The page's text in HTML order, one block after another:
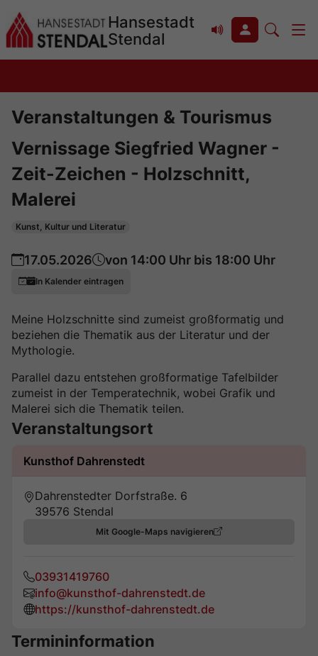
Hauptinhalt
springen
Hansestadt
Stendal
Veranstaltungen & Tourismus
Vernissage Siegfried Wagner -
Zeit-Zeichen - Holzschnitt,
Malerei
Kunst, Kultur und Literatur
17.05.2026 von 14:00 Uhr bis 18:00 Uhr
In Kalender eintragen
Meine Holzschnitte sind zumeist großformatig und
beziehen die Thematik aus der Literatur und der
Mythologie.
Parallel dazu entstehen großformatige Tafelbilder
zumeist in der Temperatechnik, wobei Grafik und
Malerei sich die Thematik teilen.
Veranstaltungsort
Kunsthof Dahrenstedt
Dahrenstedter Dorfstraße. 6
39576 Stendal
Mit Google-Maps navigieren
03931419760
info@kunsthof-dahrenstedt.de
https://kunsthof-dahrenstedt.de
Termininformation